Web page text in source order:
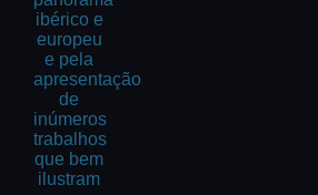
ibérico e
europeu
e pela
apresentação
de
inúmeros
trabalhos
que bem
ilustram